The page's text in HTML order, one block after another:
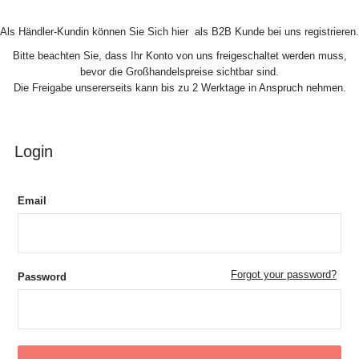
Als Händler-Kundin können Sie Sich hier als B2B Kunde bei uns registrieren.
Bitte beachten Sie, dass Ihr Konto von uns freigeschaltet werden muss,
bevor die Großhandelspreise sichtbar sind.
Die Freigabe unsererseits kann bis zu 2 Werktage in Anspruch nehmen.
Login
Email
Password Forgot your password?